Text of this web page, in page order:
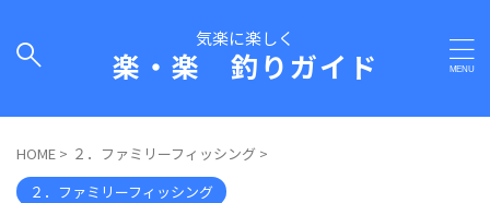
気楽に楽しく
楽・楽 釣りガイド
HOME > ２．ファミリーフィッシング >
２．ファミリーフィッシング